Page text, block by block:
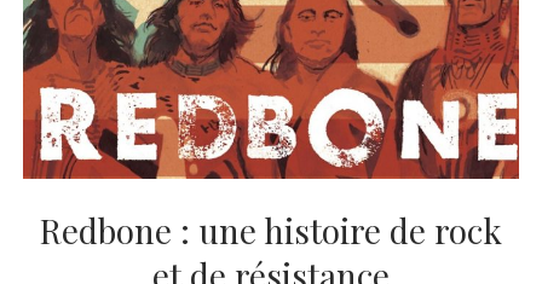
CINÉMA
LITTÉRATURE
ÉCONOMIE
SPORT
MÉDIAS
SANTÉ
instagram
emailemail-
form
Redbone : une histoire de rock
et de résistance